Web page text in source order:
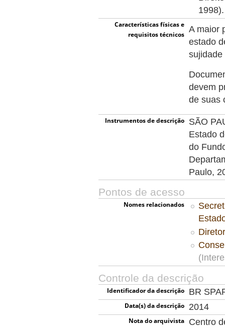
1998).
Características físicas e
requisitos técnicos
A maior
estado
devem
de suas
Instrumentos de descrição
SÃO
Estado
do
Paulo,
Pontos de acesso
Nomes relacionados
Controle da descrição
Identificador da descrição BR
Data(s) da descrição 2014
Nota do arquivista Centro